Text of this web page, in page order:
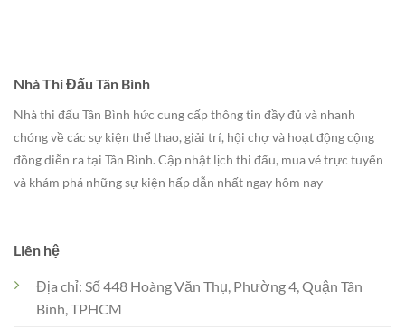
Nhà Thi Đấu Tân Bình
Nhà thi đấu Tân Bình hức cung cấp thông tin đầy đủ và nhanh
chóng về các sự kiện thể thao, giải trí, hội chợ và hoạt động cộng
đồng diễn ra tại Tân Bình. Cập nhật lịch thi đấu, mua vé trực tuyến
và khám phá những sự kiện hấp dẫn nhất ngay hôm nay
Liên hệ
Địa chỉ: Số 448 Hoàng Văn Thụ, Phường 4, Quận Tân
Bình, TPHCM